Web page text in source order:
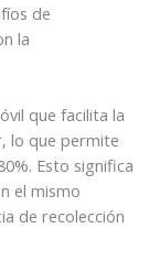
de
la
que facilita la
lo que permite
Esto significa
el mismo
de recolección